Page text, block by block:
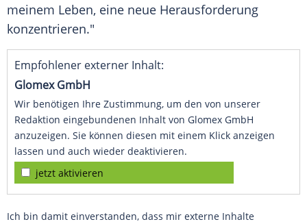
meinem Leben, eine neue Herausforderung
konzentrieren."
Empfohlener externer Inhalt:
Glomex GmbH
Wir benötigen Ihre Zustimmung, um den von unserer
Redaktion eingebundenen Inhalt von Glomex GmbH
anzuzeigen. Sie können diesen mit einem Klick anzeigen
lassen und auch wieder deaktivieren.
jetzt aktivieren
Ich bin damit einverstanden, dass mir externe Inhalte